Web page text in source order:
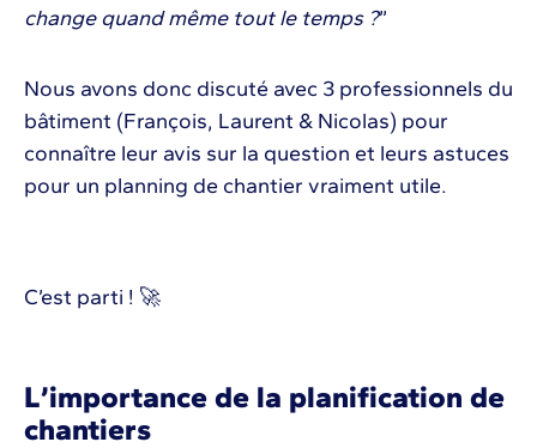
change quand même tout le temps ?”
Nous avons donc discuté avec 3 professionnels du
bâtiment (François, Laurent & Nicolas) pour
connaître leur avis sur la question et leurs astuces
pour un planning de chantier vraiment utile.
C’est parti ! 🚀
L’importance de la planification de
chantiers